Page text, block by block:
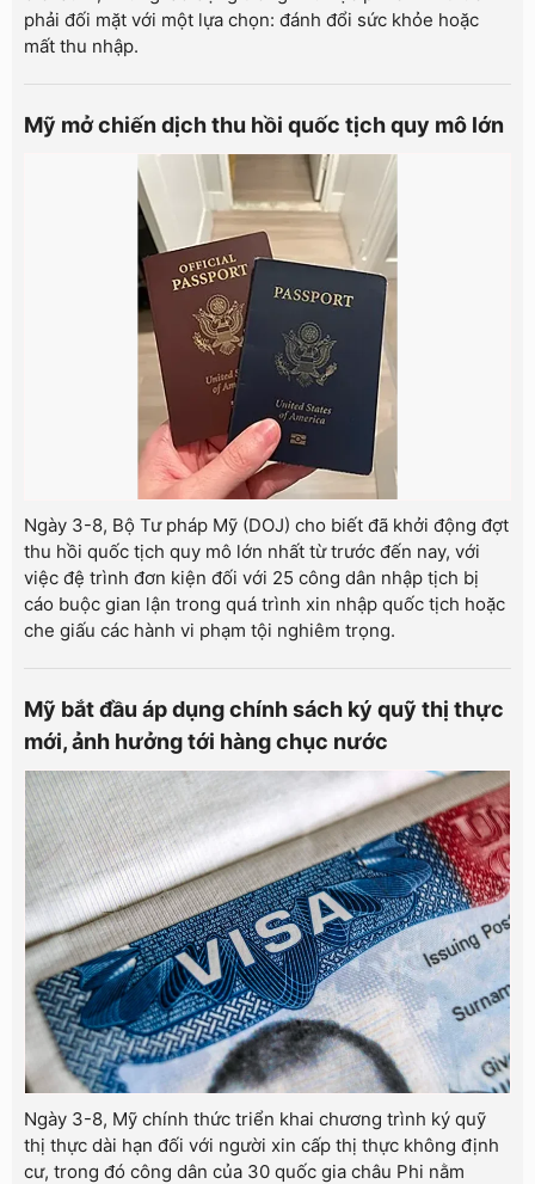
phải đối mặt với một lựa chọn: đánh đổi sức khỏe hoặc
mất thu nhập.
Mỹ mở chiến dịch thu hồi quốc tịch quy mô lớn
Ngày 3-8, Bộ Tư pháp Mỹ (DOJ) cho biết đã khởi động đợt
thu hồi quốc tịch quy mô lớn nhất từ trước đến nay, với
việc đệ trình đơn kiện đối với 25 công dân nhập tịch bị
cáo buộc gian lận trong quá trình xin nhập quốc tịch hoặc
che giấu các hành vi phạm tội nghiêm trọng.
Mỹ bắt đầu áp dụng chính sách ký quỹ thị thực
mới, ảnh hưởng tới hàng chục nước
Ngày 3-8, Mỹ chính thức triển khai chương trình ký quỹ
thị thực dài hạn đối với người xin cấp thị thực không định
cư, trong đó công dân của 30 quốc gia châu Phi nằm